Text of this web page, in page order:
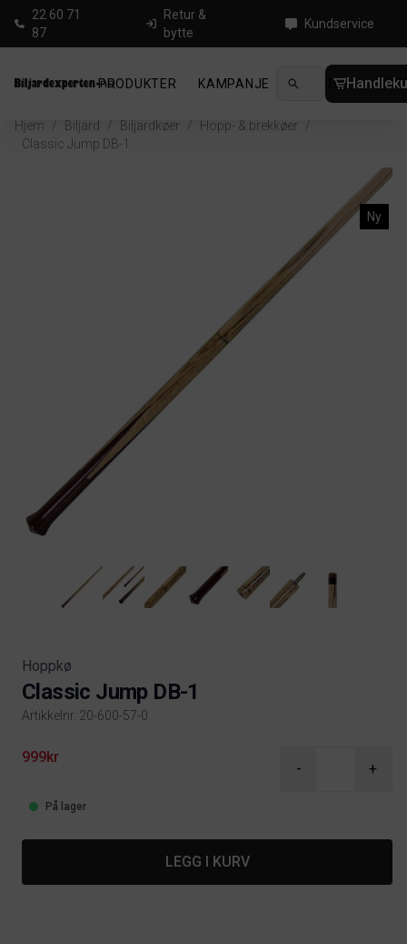
22 60 71
87
Retur &
bytte
Kundservice
PRODUKTER KAMPANJE NYHETER
Hjem / Biljard / Biljardkøer / Hopp- & brekkøer
/
Classic Jump DB-1
Ny
Hoppkø
Classic Jump DB-1
Artikkelnr. 20-600-57-0
Product information
999kr
- +
På lager
LEGG I KURV